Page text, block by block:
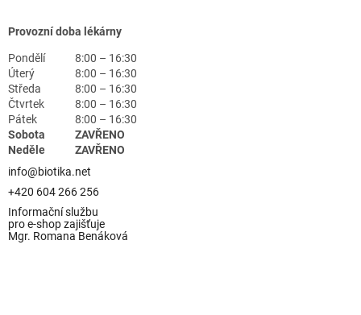
Provozní doba lékárny
Pondělí
8:00 – 16:30
Úterý
8:00 – 16:30
Středa
8:00 – 16:30
Čtvrtek
8:00 – 16:30
Pátek
8:00 – 16:30
Sobota
ZAVŘENO
Neděle
ZAVŘENO
info@biotika.net
+420 604 266 256
Informační službu
pro e-shop zajišťuje
Mgr. Romana Benáková